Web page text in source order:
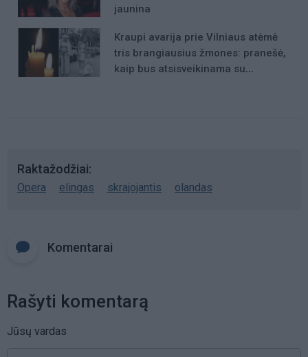
jaunina
Kraupi avarija prie Vilniaus atėmė
tris brangiausius žmones: pranešė,
kaip bus atsisveikinama su
Raktažodžiai
Opera elingas skrajojantis olandas
Komentarai
Rašyti komentarą
Jūsų vardas